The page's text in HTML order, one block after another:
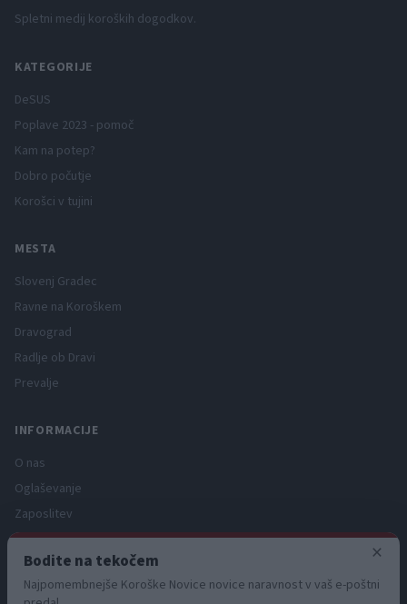
Spletni medij koroških dogodkov.
KATEGORIJE
DeSUS
Poplave 2023 - pomoč
Kam na potep?
Dobro počutje
Korošci v tujini
MESTA
Slovenj Gradec
Ravne na Koroškem
Dravograd
Radlje ob Dravi
Prevalje
INFORMACIJE
O nas
Oglaševanje
Zaposlitev
Pravno obvestilo
Zasebnost in piškotki
Storitve
×
Bodite na tekočem
Najpomembnejše Koroške Novice novice naravnost v vaš e-poštni